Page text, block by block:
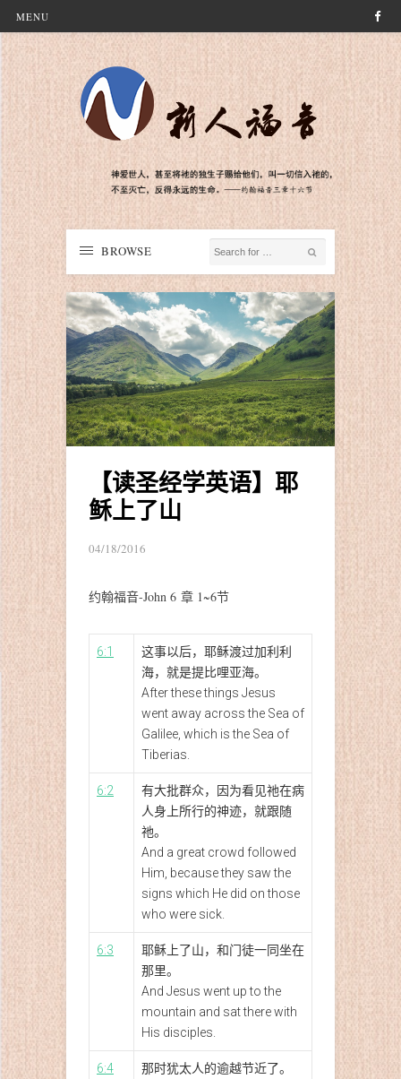
MENU
BROWSE
【读圣经学英语】耶
稣上了山
04/18/2016
约翰福音-John 6 章 1~6节
6:1
这事以后，耶稣渡过加利利
海，就是提比哩亚海。
After these things Jesus
went away across the Sea of
Galilee, which is the Sea of
Tiberias.
6:2
有大批群众，因为看见祂在病
人身上所行的神迹，就跟随
祂。
And a great crowd followed
Him, because they saw the
signs which He did on those
who were sick.
6:3
耶稣上了山，和门徒一同坐在
那里。
And Jesus went up to the
mountain and sat there with
His disciples.
6:4
那时犹太人的逾越节近了。